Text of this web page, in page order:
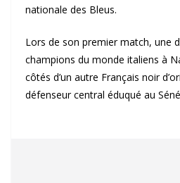
nationale des Bleus.
Lors de son premier match, une
champions du monde italiens à
côtés d’un autre Français noir
défenseur central éduqué au